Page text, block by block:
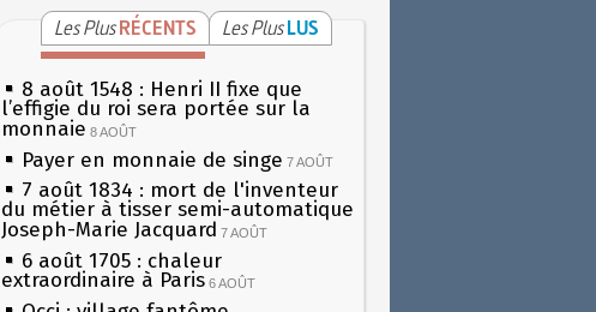
Les Plus RÉCENTS Les Plus LUS
8 août 1548 : Henri II fixe que
l’effigie du roi sera portée sur la
monnaie 8 AOÛT
Payer en monnaie de singe 7 AOÛT
7 août 1834 : mort de l'inventeur
du métier à tisser semi-automatique
Joseph-Marie Jacquard 7 AOÛT
6 août 1705 : chaleur
extraordinaire à Paris 6 AOÛT